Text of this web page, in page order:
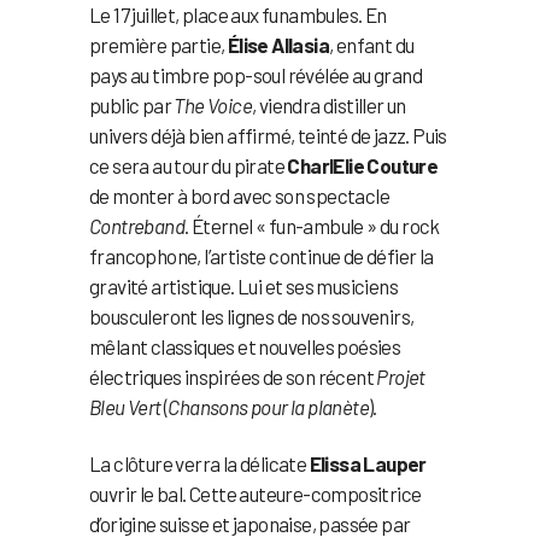
Le 17 juillet, place aux funambules. En
première partie, Élise Allasia, enfant du
pays au timbre pop-soul révélée au grand
public parThe Voice, viendra distiller un
univers déjà bien affirmé, teinté de jazz. Puis
ce sera au tour du pirateCharlElie Couture
de monter à bord avec son spectacle
Contreband. Éternel « fun-ambule » du rock
francophone, l’artiste continue de défier la
gravité artistique. Lui et ses musiciens
bousculeront les lignes de nos souvenirs,
mêlant classiques et nouvelles poésies
électriques inspirées de son récentProjet
Bleu Vert(Chansons pour la planète).
La clôture verra la délicate Elissa Lauper
ouvrir le bal. Cette auteure-compositrice
d’origine suisse et japonaise, passée par